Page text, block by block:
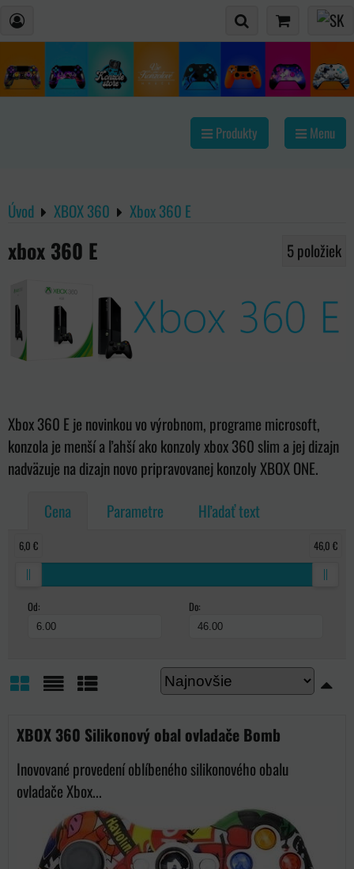
Produkty Menu
Úvod XBOX 360 Xbox 360 E
xbox 360 E 5položiek
Xbox 360 E je novinkou vo výrobnom, programe microsoft,
konzola je menší a ľahší ako konzoly xbox 360 slim a jej dizajn
nadväzuje na dizajn novo pripravovanej konzoly XBOX ONE.
Cena
Parametre Hľadať text
Od: Do:
6,0 € 46,0 €
XBOX 360 Silikonový obal ovladače Bomb
Inovované provedení oblíbeného silikonového obalu
ovladače Xbox...